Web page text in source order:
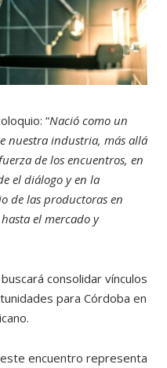
“Nació como un
nuestra industria, más allá
de los encuentros, en
el diálogo y en la
de las productoras en
el mercado y
consolidar vínculos
para Córdoba en
encuentro representa